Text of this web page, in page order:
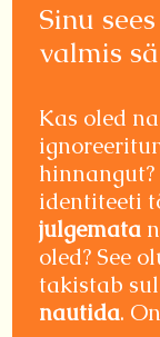
Sinu
valmis
Kas oled
identiteeti
julgemata
oled? See
takistab
nautida.